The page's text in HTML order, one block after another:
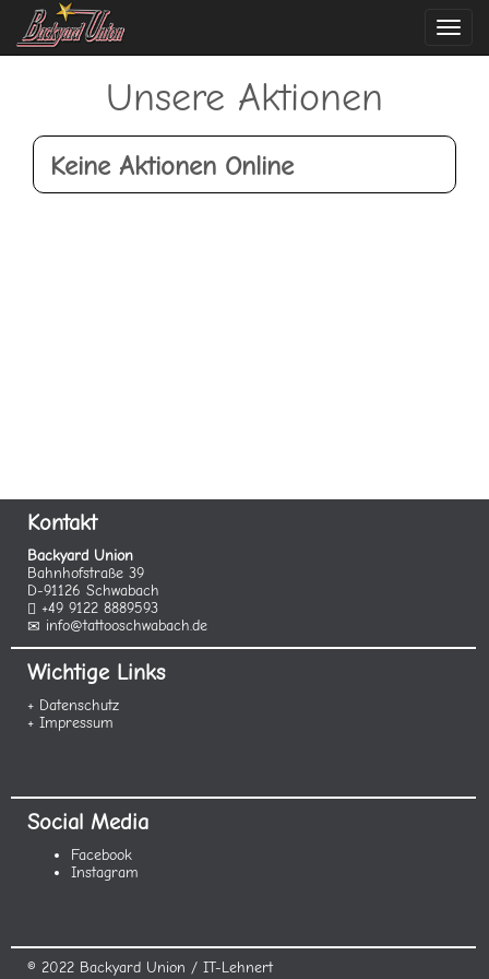
Unsere Aktionen
Keine Aktionen Online
Kontakt
Backyard Union
Bahnhofstraße 39
D-91126 Schwabach
+49 9122 8889593
info@tattooschwabach.de
Wichtige Links
+ Datenschutz
+ Impressum
Social Media
Facebook
Instagram
© 2022 Backyard Union / IT-Lehnert